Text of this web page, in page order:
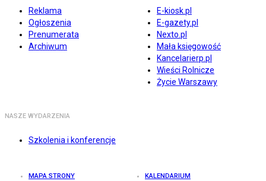
Reklama
Ogłoszenia
Prenumerata
Archiwum
E-kiosk.pl
E-gazety.pl
Nexto.pl
Mała księgowość
Kancelarierp.pl
Wieści Rolnicze
Życie Warszawy
NASZE WYDARZENIA
Szkolenia i konferencje
MAPA STRONY KALENDARIUM